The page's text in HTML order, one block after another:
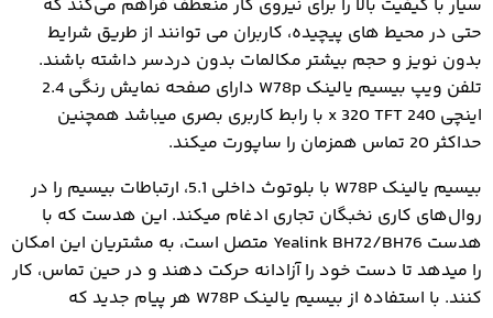
سیار با کیفیت بالا را برای نیروی کار منعطف فراهم می‌کند که
حتی در محیط های پیچیده، کاربران می توانند از طریق شرایط
بدون نویز و حجم بیشتر مکالمات بدون دردسر داشته باشند.
تلفن ویپ بیسیم یالینک W78p دارای صفحه نمایش رنگی 2.4
اینچی 240 x 320 TFT با رابط کاربری بصری میباشد همچنین
حداکثر 20 تماس همزمان را ساپورت میکند.
بیسیم یالینک W78P با بلوتوث داخلی 5.1، ارتباطات بیسیم را در
روال‌های کاری نخبگان تجاری ادغام میکند. این هدست که با
هدست Yealink BH72/BH76 متصل است، به مشتریان این امکان
را میدهد تا دست خود را آزادانه حرکت دهند و در حین تماس، کار
کنند. با استفاده از بیسیم یالینک W78P هر پیام جدید که